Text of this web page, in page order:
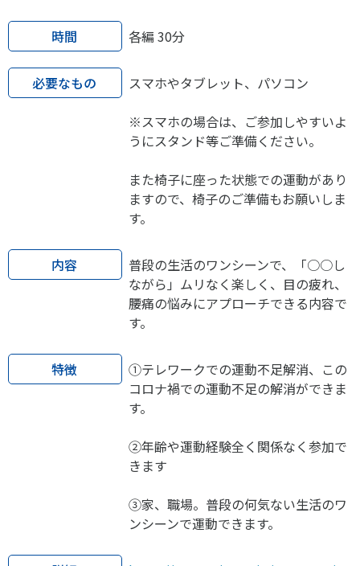
SPORT POLICY INCUBATOR ―スポーツ政策の『卵』 ―
スポーツ 歴史の検証
時間 各編 30分
必要なもの
スマホやタブレット、パソコン
※スマホの場合は、ご参加しやすいよ
うにスタンド等ご準備ください。
また椅子に座った状態での運動があり
ますので、椅子のご準備もお願いしま
す。
内容
普段の生活のワンシーンで、「○○し
ながら」ムリなく楽しく、目の疲れ、
腰痛の悩みにアプローチできる内容で
す。
特徴
①テレワークでの運動不足解消、この
コロナ禍での運動不足の解消ができま
す。
②年齢や運動経験全く関係なく参加で
きます
③家、職場。普段の何気ない生活のワ
ンシーンで運動できます。